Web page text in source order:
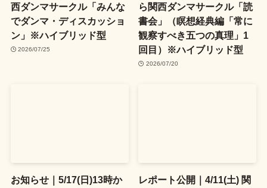
西ダンマサークル「みんな
でダンマ・ディスカッショ
ン」※ハイブリッド型
2026/07/25
ら関西ダンマサークル「読
書会」（瞑想経典編「常に
観察すべき五つの真理」1
回目）※ハイブリッド型
2026/07/20
お知らせ｜5/17(日)13時か
レポート公開｜4/11(土) 関